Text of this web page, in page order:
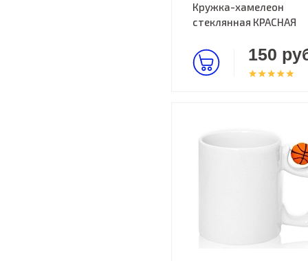
Кружка-хамелеон
стеклянная КРАСНАЯ
150